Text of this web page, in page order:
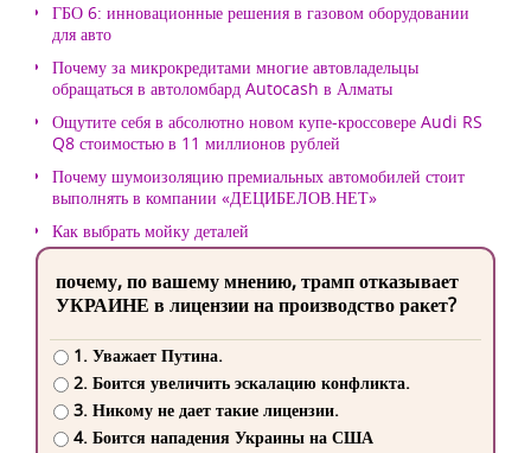
ГБО 6: инновационные решения в газовом оборудовании
для авто
Почему за микрокредитами многие автовладельцы
обращаться в автоломбард Autocash в Алматы
Ощутите себя в абсолютно новом купе-кроссовере Audi RS
Q8 стоимостью в 11 миллионов рублей
Почему шумоизоляцию премиальных автомобилей стоит
выполнять в компании «ДЕЦИБЕЛОВ.НЕТ»
Как выбрать мойку деталей
почему, по вашему мнению, трамп отказывает
УКРАИНЕ в лицензии на производство ракет?
1. Уважает Путина.
2. Боится увеличить эскалацию конфликта.
3. Никому не дает такие лицензии.
4. Боится нападения Украины на США